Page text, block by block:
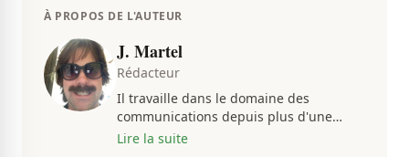
À PROPOS DE L'AUTEUR
J. Martel
Rédacteur
Il travaille dans le domaine des
communications depuis plus d'une
dizaine d'années, en plus d'être
Lire la suite